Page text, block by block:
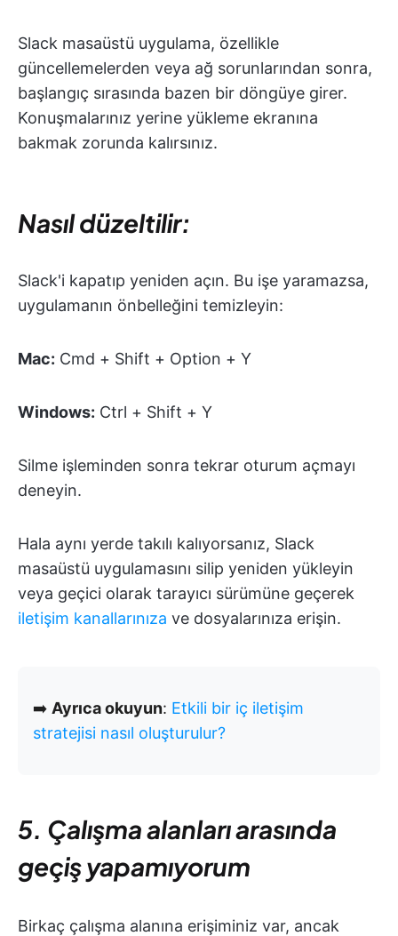
Slack masaüstü uygulama, özellikle
güncellemelerden veya ağ sorunlarından sonra,
başlangıç sırasında bazen bir döngüye girer.
Konuşmalarınız yerine yükleme ekranına
bakmak zorunda kalırsınız.
Nasıl düzeltilir:
Slack'i kapatıp yeniden açın. Bu işe yaramazsa,
uygulamanın önbelleğini temizleyin:
Mac: Cmd + Shift + Option + Y
Windows: Ctrl + Shift + Y
Silme işleminden sonra tekrar oturum açmayı
deneyin.
Hala aynı yerde takılı kalıyorsanız, Slack
masaüstü uygulamasını silip yeniden yükleyin
veya geçici olarak tarayıcı sürümüne geçerek
iletişim kanallarınıza ve dosyalarınıza erişin.
➡️ Ayrıca okuyun: Etkili bir iç iletişim
stratejisi nasıl oluşturulur?
5. Çalışma alanları arasında
geçiş yapamıyorum
Birkaç çalışma alanına erişiminiz var, ancak